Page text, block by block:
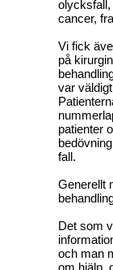
olycksfall,
cancer,
Vi fick
på
var
patienter
fall.
Generellt
Det som
och man